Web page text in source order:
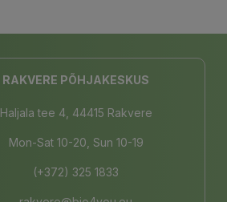
RAKVERE PÕHJAKESKUS
Haljala tee 4, 44415 Rakvere
Mon-Sat 10-20, Sun 10-19
(+372) 325 1833